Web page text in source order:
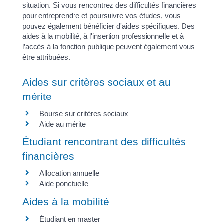
situation. Si vous rencontrez des difficultés financières
pour entreprendre et poursuivre vos études, vous
pouvez également bénéficier d'aides spécifiques. Des
aides à la mobilité, à l'insertion professionnelle et à
l’accès à la fonction publique peuvent également vous
être attribuées.
Aides sur critères sociaux et au
mérite
Bourse sur critères sociaux
Aide au mérite
Étudiant rencontrant des difficultés
financières
Allocation annuelle
Aide ponctuelle
Aides à la mobilité
Étudiant en master